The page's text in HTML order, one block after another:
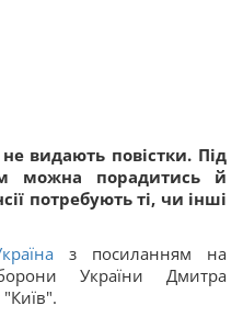
видають повістки. Під
можна порадитись й
потребують ті, чи інші
з посиланням на
України Дмитра
"Київ".